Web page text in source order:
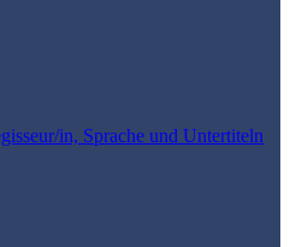
in, Sprache und Untertiteln